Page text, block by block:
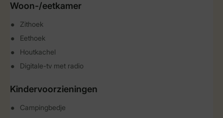
Woon-/eetkamer
Zithoek
Eethoek
Houtkachel
Digitale-tv met radio
Kindervoorzieningen
Campingbedje